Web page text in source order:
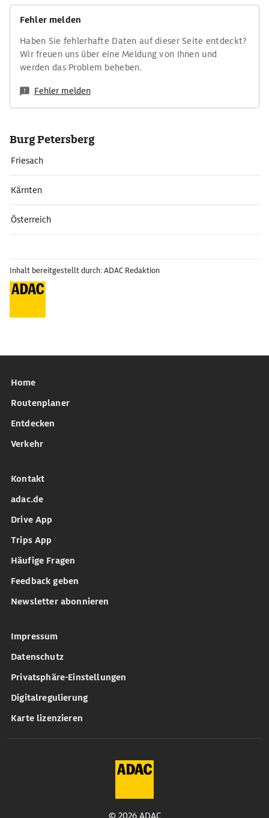
Fehler melden
Haben Sie fehlerhafte Daten auf dieser Seite entdeckt?
Wir freuen uns über eine Meldung von Ihnen und
werden das Problem beheben.
Fehler melden
Burg Petersberg
Friesach
Kärnten
Österreich
Inhalt bereitgestellt durch: ADAC Redaktion
Home
Routenplaner
Entdecken
Verkehr
Kontakt
adac.de
Drive App
Trips App
Häufige Fragen
Feedback geben
Newsletter abonnieren
Impressum
Datenschutz
Privatsphäre-Einstellungen
Digitalregulierung
Karte lizenzieren
© 2026 ADAC